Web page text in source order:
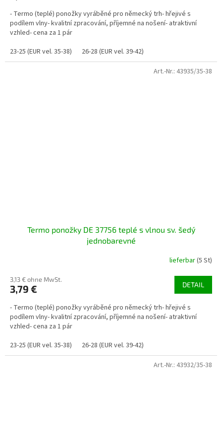
- Termo (teplé) ponožky vyráběné pro německý trh- hřejivé s
podílem vlny- kvalitní zpracování, příjemné na nošení- atraktivní
vzhled- cena za 1 pár
23-25 (EUR vel. 35-38)
26-28 (EUR vel. 39-42)
Termo ponožky DE 37756 teplé s vlnou sv. šedý
jednobarevné
lieferbar(5 St)
3,13 € ohne MwSt.
3,79 € DETAIL
- Termo (teplé) ponožky vyráběné pro německý trh- hřejivé s
podílem vlny- kvalitní zpracování, příjemné na nošení- atraktivní
vzhled- cena za 1 pár
23-25 (EUR vel. 35-38)
26-28 (EUR vel. 39-42)
Art.-Nr.: 43935/35-38
Art.-Nr.: 43932/35-38